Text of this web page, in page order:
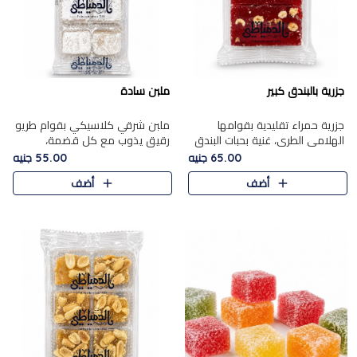
جزرية بالبندق كبير
جزرية حمراء تقليدية بقوامها
الهلامي الطري، غنية بحبات البندق
الفاخرة التي تضيف قرمشة راقية
إلى قوامها الناعم، لتقدم مزيجًا
متوازنًا من النكه..
65.00 جنيه
أضف
ملبن سادة
ملبن شرقي كلاسيكي بقوام طريو
رقيق يذوب مع كل قضمة،
مغطى بطبقة ناعمة من السكر
البودرة ليقدم المذاق الأصيل الذي
ارتبط بحلويات المولد التقليدي..
55.00 جنيه
أضف